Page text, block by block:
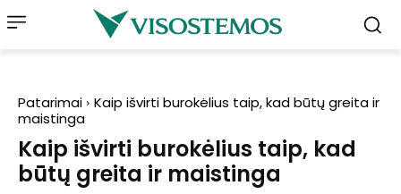
Patarimai
Kaip išvirti burokėlius taip, kad būtų greita ir
maistinga
Kaip išvirti burokėlius taip, kad
būtų greita ir maistinga